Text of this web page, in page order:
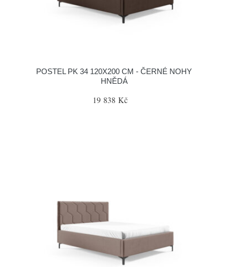
POSTEL PK 34 120X200 CM - ČERNÉ NOHY
HNĚDÁ
19 838 Kč